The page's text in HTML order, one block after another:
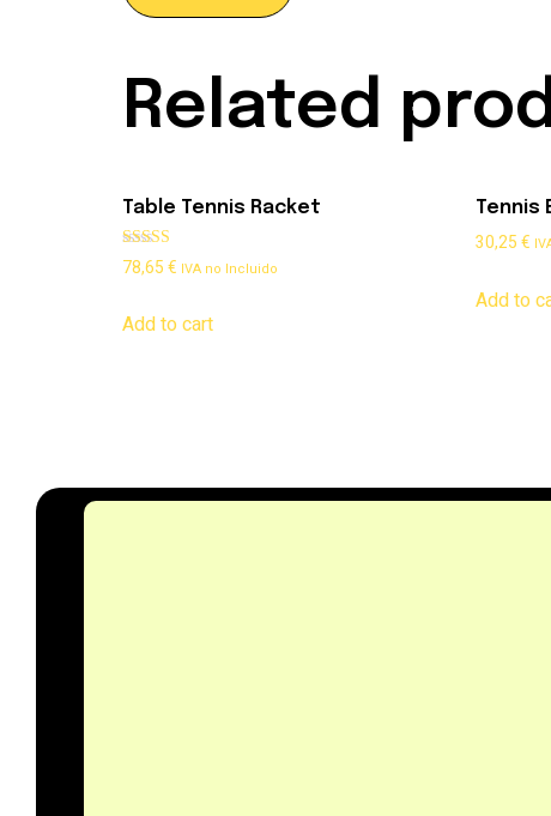
Related
Table Tennis Racket
Rated
5.00
78,65 € IVA no Incluido
Add to cart
Tennis
30,25 €
Add to